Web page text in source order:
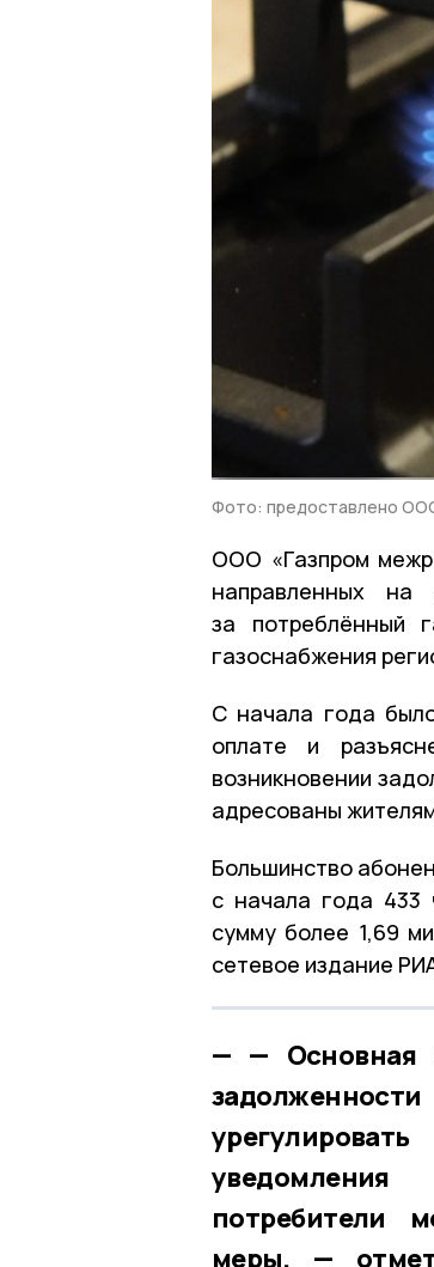
Фото: предоставлено
ООО «Газпром
направленных на
за потреблённый
газоснабжения
С начала года
оплате и
возникновении
адресованы
Большинство
с начала года 433
сумму более 1,69
сетевое издание
— Основная
уведомления
потребители
меры, —